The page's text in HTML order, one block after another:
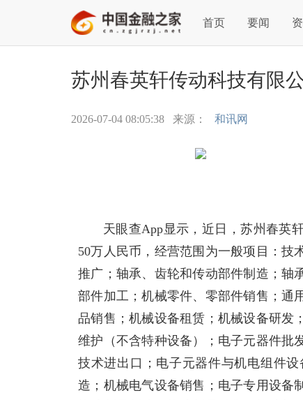
首页 要闻
苏州春英轩传动科技有限
2026-07-04 08:05:38 来源： 和讯网
天眼查App显示，近日，苏州春英
50万人民币，经营范围为一般项目：技
推广；轴承、齿轮和传动部件制造；轴
部件加工；机械零件、零部件销售；通
品销售；机械设备租赁；机械设备研发
维护（不含特种设备）；电子元器件批
技术进出口；电子元器件与机电组件
造；机械电气设备销售；电子专用设备